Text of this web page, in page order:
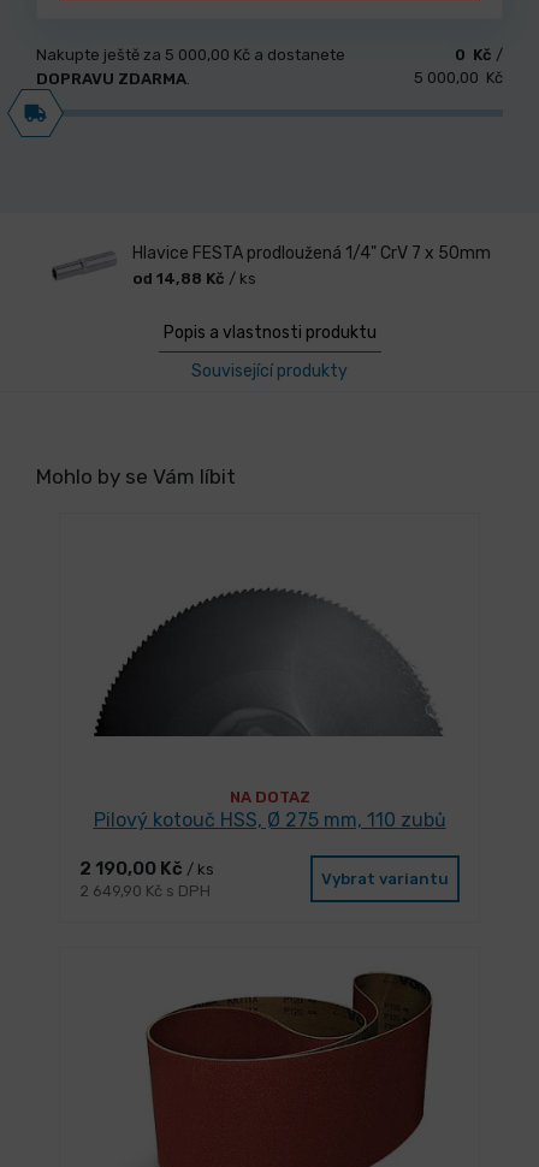
Nakupte ještě za 5 000,00 Kč a dostanete
DOPRAVU ZDARMA.
0 Kč /
5 000,00 Kč
Hlavice FESTA prodloužená 1/4" CrV 7 x 50mm
od 14,88 Kč / ks
Popis a vlastnosti produktu
Související produkty
Mohlo by se Vám líbit
NA DOTAZ
Pilový kotouč HSS, Ø 275 mm, 110 zubů
2 190,00 Kč / ks
2 649,90 Kč s DPH
Vybrat variantu